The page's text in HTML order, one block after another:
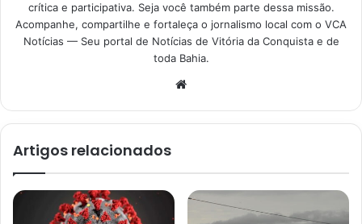
crítica e participativa. Seja você também parte dessa missão.
Acompanhe, compartilhe e fortaleça o jornalismo local com o VCA
Notícias — Seu portal de Notícias de Vitória da Conquista e de
toda Bahia.
Artigos relacionados